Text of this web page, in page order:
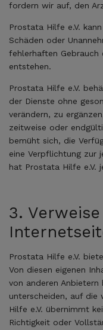
fordern wir auf, den
Prostata Hilfe e.V.
Schäden oder
fehlerhaften Gebrauch
entstehen.
Prostata Hilfe e.V.
der Dienste ohne
verändern, zu
zeitweise oder
bemüht sich, die
eine Verpflichtung zur
hat Prostata Hilfe e.V.
3.
Prostata Hilfe e.V.
Von diesen eigenen
von anderen
unterscheiden, auf die
Hilfe e.V. übernimmt
Richtigkeit oder